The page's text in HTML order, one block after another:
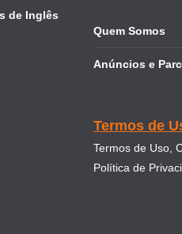
de Inglês
Quem Somos
Anúncios e
Termos de
Termos de Uso,
Política de